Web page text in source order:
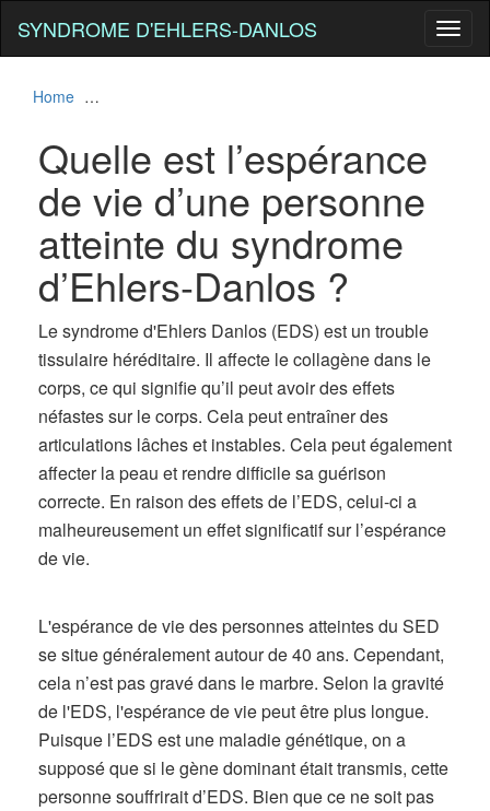
SYNDROME D'EHLERS-DANLOS
Home
Quelle est l’espérance
de vie d’une personne
atteinte du syndrome
d’Ehlers-Danlos ?
Le syndrome d'Ehlers Danlos (EDS) est un trouble
tissulaire héréditaire. Il affecte le collagène dans le
corps, ce qui signifie qu’il peut avoir des effets
néfastes sur le corps. Cela peut entraîner des
articulations lâches et instables. Cela peut également
affecter la peau et rendre difficile sa guérison
correcte. En raison des effets de l’EDS, celui-ci a
malheureusement un effet significatif sur l’espérance
de vie.
L'espérance de vie des personnes atteintes du SED
se situe généralement autour de 40 ans. Cependant,
cela n’est pas gravé dans le marbre. Selon la gravité
de l'EDS, l'espérance de vie peut être plus longue.
Puisque l’EDS est une maladie génétique, on a
supposé que si le gène dominant était transmis, cette
personne souffrirait d’EDS. Bien que ce ne soit pas